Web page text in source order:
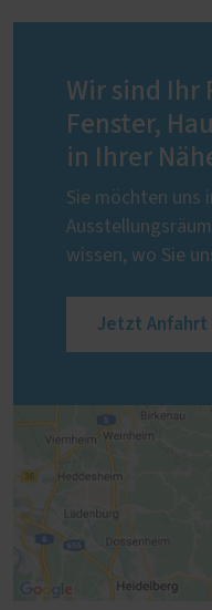
Wir sind Ihr
Fenster,
in Ihrer
Sie möchten uns
wissen, wo Sie
Jetzt Anfahrt